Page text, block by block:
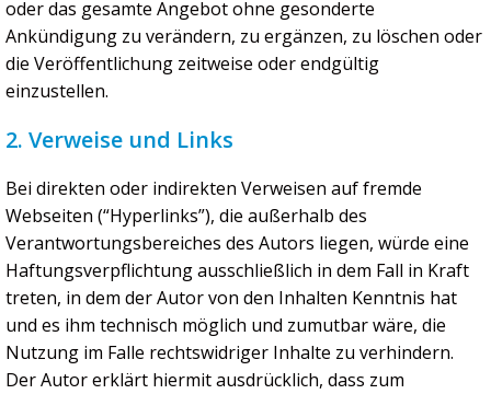
oder das gesamte Angebot ohne gesonderte
Ankündigung zu verändern, zu ergänzen, zu löschen oder
die Veröffentlichung zeitweise oder endgültig
einzustellen.
2. Verweise und Links
Bei direkten oder indirekten Verweisen auf fremde
Webseiten (“Hyperlinks”), die außerhalb des
Verantwortungsbereiches des Autors liegen, würde eine
Haftungsverpflichtung ausschließlich in dem Fall in Kraft
treten, in dem der Autor von den Inhalten Kenntnis hat
und es ihm technisch möglich und zumutbar wäre, die
Nutzung im Falle rechtswidriger Inhalte zu verhindern.
Der Autor erklärt hiermit ausdrücklich, dass zum